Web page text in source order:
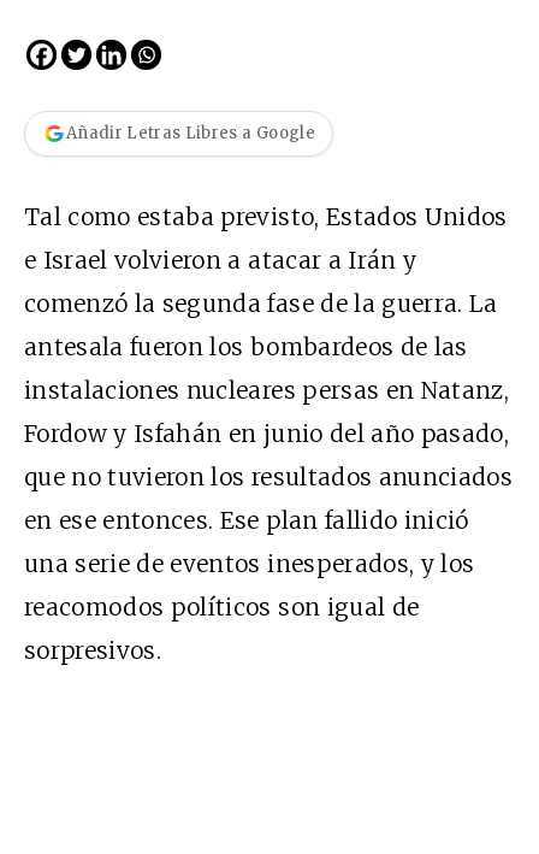
Añadir Letras Libres a Google
Tal como estaba previsto, Estados Unidos
e Israel volvieron a atacar a Irán y
comenzó la segunda fase de la guerra. La
antesala fueron los bombardeos de las
instalaciones nucleares persas en Natanz,
Fordow y Isfahán en junio del año pasado,
que no tuvieron los resultados anunciados
en ese entonces. Ese plan fallido inició
una serie de eventos inesperados, y los
reacomodos políticos son igual de
sorpresivos.